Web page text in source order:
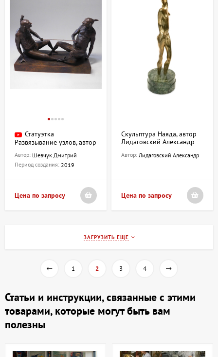
Статуэтка
Развязывание узлов, автор
Автор: Шевчук Дмитрий
Период создания: 2019
Цена по запросу
Скульптура Наяда, автор
Лидаговский Александр
Автор: Лидаговский Александр
Цена по запросу
ЗАГРУЗИТЬ ЕЩЕ
1 2 3 4
Статьи и инструкции, связанные с этими
товарами, которые могут быть вам
полезны